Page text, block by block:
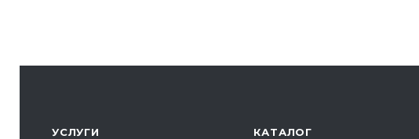
УСЛУГИ КАТАЛОГ